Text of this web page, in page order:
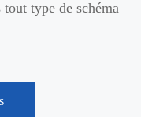
type de schéma